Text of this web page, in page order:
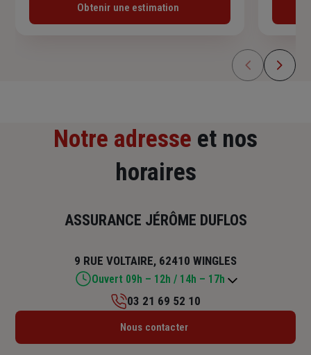
Obtenir une estimation
Notre adresse et nos
horaires
ASSURANCE JÉRÔME DUFLOS
9 RUE VOLTAIRE, 62410 WINGLES
Ouvert 09h – 12h / 14h – 17h
Lundi : 09h – 12h / 14h – 17h
03 21 69 52 10
Nous contacter